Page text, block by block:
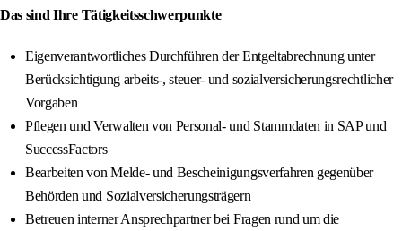
Das sind Ihre Tätigkeitsschwerpunkte
Eigenverantwortliches Durchführen der Entgeltabrechnung unter
Berücksichtigung arbeits-, steuer- und sozialversicherungsrechtlicher
Vorgaben
Pflegen und Verwalten von Personal- und Stammdaten in SAP und
SuccessFactors
Bearbeiten von Melde- und Bescheinigungsverfahren gegenüber
Behörden und Sozialversicherungsträgern
Betreuen interner Ansprechpartner bei Fragen rund um die